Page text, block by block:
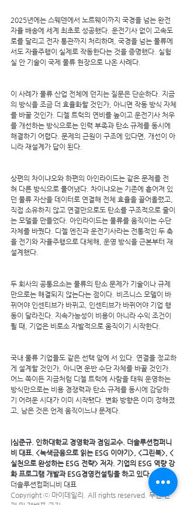
2025년에는 스웨덴에서 노르웨이까지 국경을 넘는 완전
자율 배송에 세계 최초로 성공했다. 운전기사 없이 고속도
로를 달리고 전자 통관까지 처리하며, 국경을 넘는 물류에
서도 자율주행이 실제로 작동한다는 것을 증명했다. 실험
실 안 기술이 국제 물류 현장으로 나온 사례다.
이 사례가 물류 산업 전체에 던지는 질문은 단순하다. 지금
의 방식을 조금 더 효율화할 것인가, 아니면 작동 방식 자체
를 바꿀 것인가. 디젤 트럭의 연비를 높이고 운전기사 처우
를 개선하는 방식으로는 인력 부족과 탄소 규제를 동시에
해결하기 어렵다. 문제의 근원이 구조에 있다면, 개선이 아
니라 재설계가 답이 된다.
상편의 차이냐오와 하편의 아인라이드는 같은 문제를 전
혀 다른 방식으로 풀어냈다. 차이냐오는 기존에 흩어져 있
던 물류 자산을 데이터로 연결해 전체 효율을 끌어올렸고,
직접 소유하지 않고 연결만으로도 탄소를 구조적으로 줄이
는 모델을 만들었다. 아인라이드는 물류를 움직이는 수단
자체를 바꿨다. 디젤 엔진과 운전기사라는 전통적인 두 축
을 전기와 자율주행으로 대체해, 운영 방식을 근본부터 재
설계했다.
두 회사의 공통요소는 물류의 탄소 문제가 기술이나 규제
만으로는 해결되지 않는다는 점이다. 비즈니스 모델이 바
뀌어야 인센티브가 바뀌고, 인센티브가 바뀌어야 기업 행
동이 달라진다. 지속가능성이 비용이 아니라 수익 조건이
될 때, 기업은 비로소 자발적으로 움직이기 시작한다.
국내 물류 기업들도 같은 선택 앞에 서 있다. 연결을 정교하
게 설계할 것인가, 아니면 운반 수단 자체를 바꿀 것인가.
어느 쪽이든 지금처럼 디젤 트럭에 사람을 태워 운영하는
방식만으로는 비용 경쟁력과 탄소 규제를 동시에 감당하
기 어려운 시대가 이미 시작됐다. 변화 방향은 이미 정해졌
고, 남은 것은 언제 움직이느냐 문제다.
|심준규. 인하대학교 경영학과 겸임교수. 더솔루션컴퍼니
비 대표. <녹색금융으로 읽는 ESG 이야기>, <그린북>, <
실천으로 완성하는 ESG 전략> 저자. 기업의 ESG 역량 강
화 프로그램 개발과 ESG경영컨설팅을 하고 있다.
더솔루션컴퍼니비 대표
Copyright ⓒ 마이데일리. All rights reserved. 무단 전